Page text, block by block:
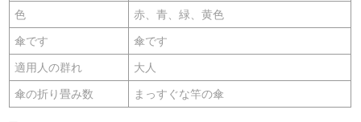
色 赤、青、緑、黄色
傘です 傘です
適用人の群れ 大人
傘の折り畳み数 まっすぐな竿の傘